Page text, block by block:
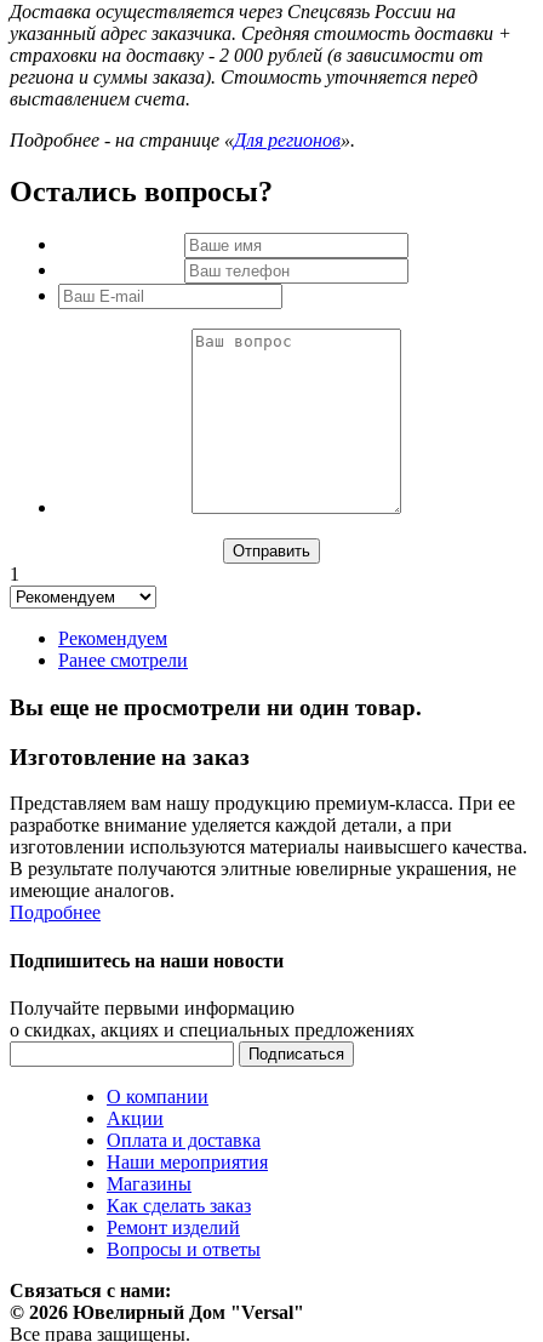
Доставка осуществляется через Спецсвязь России на
указанный адрес заказчика. Средняя стоимость доставки +
страховки на доставку - 2 000 рублей (в зависимости от
региона и суммы заказа). Стоимость уточняется перед
выставлением счета.
Подробнее - на странице «Для регионов».
Остались вопросы?
1
Рекомендуем
Ранее смотрели
Вы еще не просмотрели ни один товар.
Изготовление на заказ
Представляем вам нашу продукцию премиум-класса. При ее
разработке внимание уделяется каждой детали, а при
изготовлении используются материалы наивысшего качества.
В результате получаются элитные ювелирные украшения, не
имеющие аналогов.
Подробнее
Подпишитесь на наши новости
Получайте первыми информацию
о скидках, акциях и специальных предложениях
О компании
Акции
Оплата и доставка
Наши мероприятия
Магазины
Как сделать заказ
Ремонт изделий
Вопросы и ответы
Связаться с нами:
© 2026 Ювелирный Дом "Versal"
Все права защищены.